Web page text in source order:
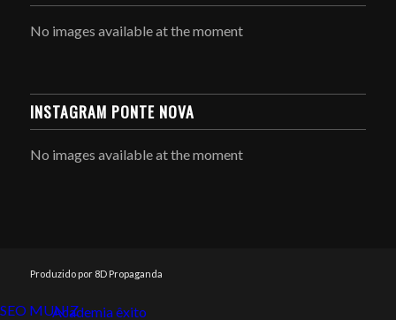
No images available at the moment
INSTAGRAM PONTE NOVA
No images available at the moment
Produzido por 8D Propaganda
SEO MUNIZ
Link112Academia êxito